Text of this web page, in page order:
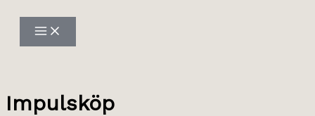
innehåll
Impulsköp